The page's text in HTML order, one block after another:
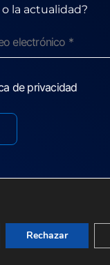
la actualidad?
de privacidad
Rechazar